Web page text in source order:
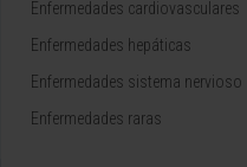
Enfermedades cardiovasculares
Enfermedades hepáticas
Enfermedades sistema nervioso
Enfermedades raras